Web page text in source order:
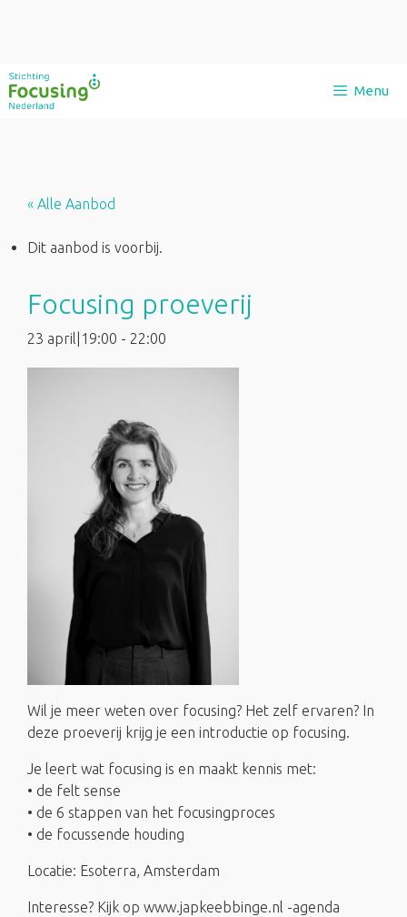
Ga
naar
Menu
« Alle Aanbod
Dit aanbod is voorbij.
Focusing proeverij
23 april|19:00 - 22:00
Wil je meer weten over focusing? Het zelf ervaren? In
deze proeverij krijg je een introductie op focusing.
Je leert wat focusing is en maakt kennis met:
• de felt sense
• de 6 stappen van het focusingproces
• de focussende houding
Locatie: Esoterra, Amsterdam
Interesse? Kijk op www.japkeebbinge.nl -agenda